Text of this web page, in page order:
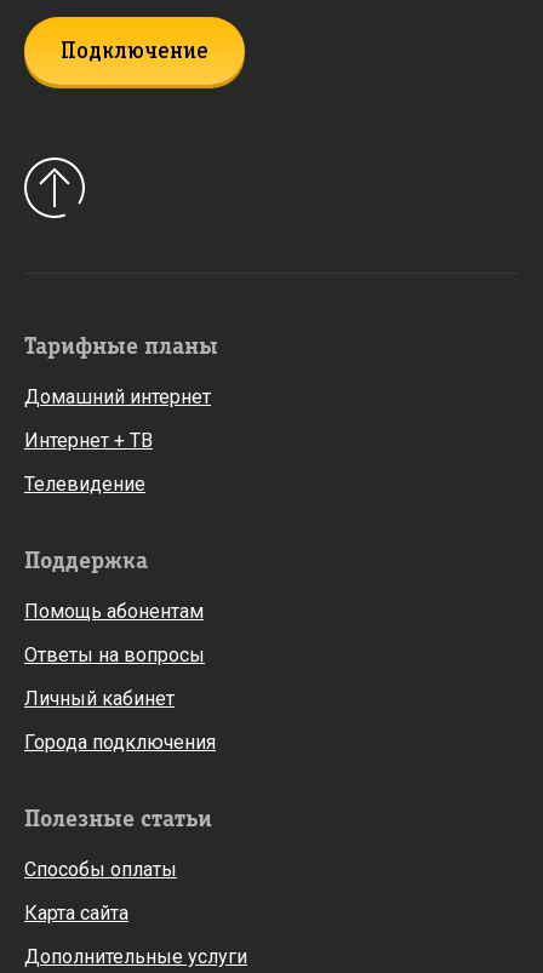
Подключение
Тарифные планы
Домашний интернет
Интернет + ТВ
Телевидение
Поддержка
Помощь абонентам
Ответы на вопросы
Личный кабинет
Города подключения
Полезные статьи
Способы оплаты
Карта сайта
Дополнительные услуги